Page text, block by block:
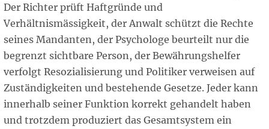
Der Richter prüft Haftgründe und
Verhältnismässigkeit, der Anwalt schützt die Rechte
seines Mandanten, der Psychologe beurteilt nur die
begrenzt sichtbare Person, der Bewährungshelfer
verfolgt Resozialisierung und Politiker verweisen auf
Zuständigkeiten und bestehende Gesetze. Jeder kann
innerhalb seiner Funktion korrekt gehandelt haben
und trotzdem produziert das Gesamtsystem ein